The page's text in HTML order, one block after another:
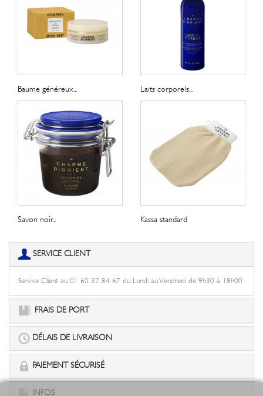
Baume généreux... Laits corporels...
Savon noir... Kassa standard
SERVICE CLIENT
Service Client au 01 60 37 84 67 du Lundi au Vendredi de 9h30 à 18h00
FRAIS DE PORT
DÉLAIS DE LIVRAISON
PAIEMENT SÉCURISÉ
INFOS